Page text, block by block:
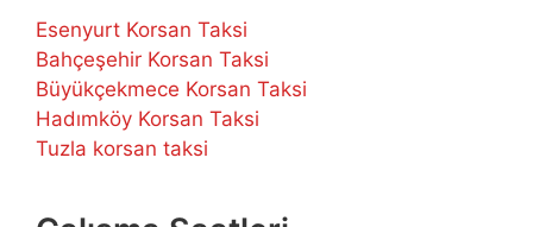
Esenyurt Korsan Taksi
Bahçeşehir Korsan Taksi
Büyükçekmece Korsan Taksi
Hadımköy Korsan Taksi
Tuzla korsan taksi